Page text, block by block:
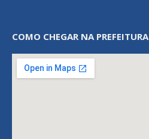
COMO CHEGAR NA PREFEITURA